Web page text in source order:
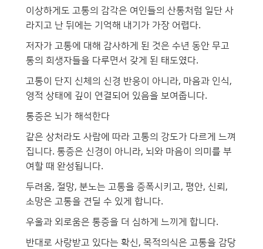
이상하게도 고통의 감각은 여인들의 산통처럼 일단 사
라지고 난 뒤에는 기억해 내기가 가장 어렵다.
저자가 고통에 대해 감사하게 된 것은 수년 동안 무고
통의 희생자들을 다루면서 갖게 된 태도였다.
고통이 단지 신체의 신경 반응이 아니라, 마음과 인식,
영적 상태에 깊이 연결되어 있음을 보여줍니다.
통증은 뇌가 해석한다
같은 상처라도 사람에 따라 고통의 강도가 다르게 느껴
집니다. 통증은 신경이 아니라, 뇌와 마음이 의미를 부
여할 때 완성됩니다.
두려움, 절망, 분노는 고통을 증폭시키고, 평안, 신뢰,
소망은 고통을 견딜 수 있게 합니다.
우울과 외로움은 통증을 더 심하게 느끼게 합니다.
반대로 사랑받고 있다는 확신, 목적의식은 고통을 감당